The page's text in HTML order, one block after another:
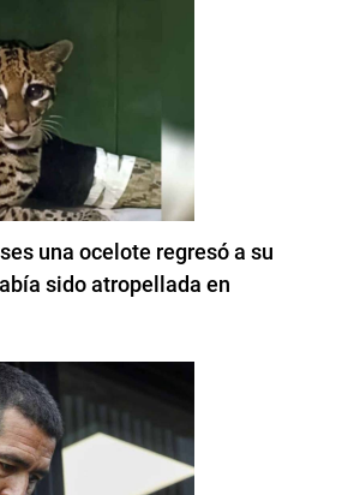
una ocelote regresó a su
sido atropellada en